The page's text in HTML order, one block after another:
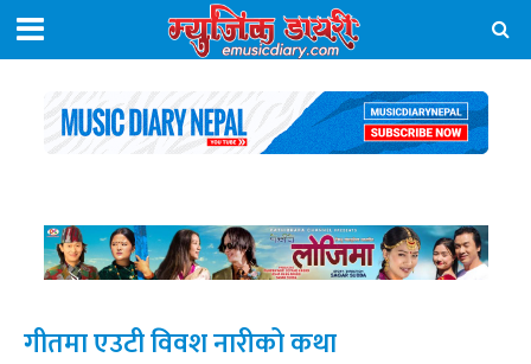
गीतमा एउटी विवश नारीको कथा